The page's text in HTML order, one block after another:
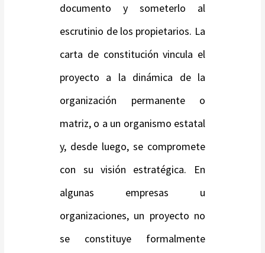
documento y someterlo al
escrutinio de los propietarios. La
carta de constitución vincula el
proyecto a la dinámica de la
organización permanente o
matriz, o a un organismo estatal
y, desde luego, se compromete
con su visión estratégica. En
algunas empresas u
organizaciones, un proyecto no
se constituye formalmente